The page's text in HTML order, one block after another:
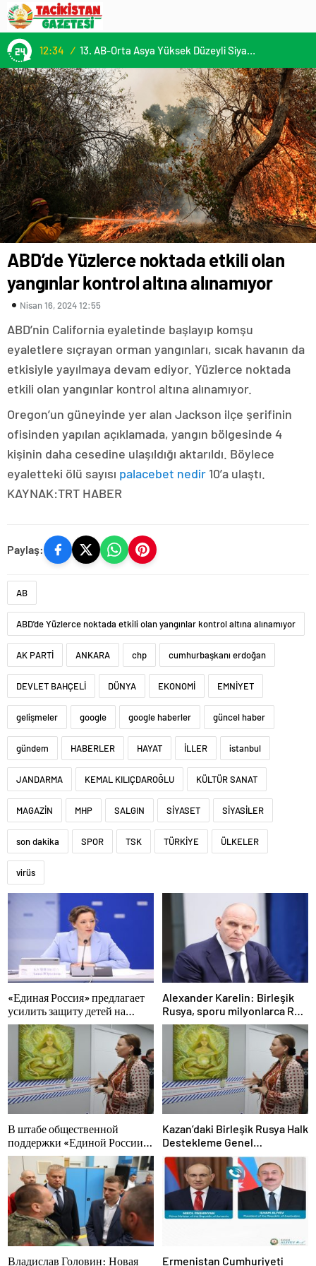
12:34 / 13. AB-Orta Asya Yüksek Düzeyli Siyasi ve Güvenlik Diyaloğuna Katılım
ABD’de Yüzlerce noktada etkili olan
yangınlar kontrol altına alınamıyor
Nisan 16, 2024 12:55
ABD’nin California eyaletinde başlayıp komşu
eyaletlere sıçrayan orman yangınları, sıcak havanın da
etkisiyle yayılmaya devam ediyor. Yüzlerce noktada
etkili olan yangınlar kontrol altına alınamıyor.
Oregon’un güneyinde yer alan Jackson ilçe şerifinin
ofisinden yapılan açıklamada, yangın bölgesinde 4
kişinin daha cesedine ulaşıldığı aktarıldı. Böylece
eyaletteki ölü sayısı palacebet nedir 10’a ulaştı.
KAYNAK:TRT HABER
Paylaş:
AB
ABD'de Yüzlerce noktada etkili olan yangınlar kontrol altına alınamıyor
AK PARTİ ANKARA chp cumhurbaşkanı erdoğan
DEVLET BAHÇELİ DÜNYA EKONOMİ EMNİYET
gelişmeler google google haberler güncel haber
gündem HABERLER HAYAT İLLER istanbul
JANDARMA KEMAL KILIÇDAROĞLU KÜLTÜR SANAT
MAGAZİN MHP SALGIN SİYASET SİYASİLER
son dakika SPOR TSK TÜRKİYE ÜLKELER
virüs
«Единая Россия» предлагает
усилить защиту детей на
аттракционах
Alexander Karelin: Birleşik
Rusya, sporu milyonlarca Rus
için erişilebilir kılıyor
В штабе общественной
поддержки «Единой России»
в Казани открылась выставка
философской живописи
Kazan’daki Birleşik Rusya Halk
Destekleme Genel
Merkezi’nde felsefi
resimlerden oluşan bir sergi
açıldı
Владислав Головин: Новая Ermenistan Cumhuriyeti